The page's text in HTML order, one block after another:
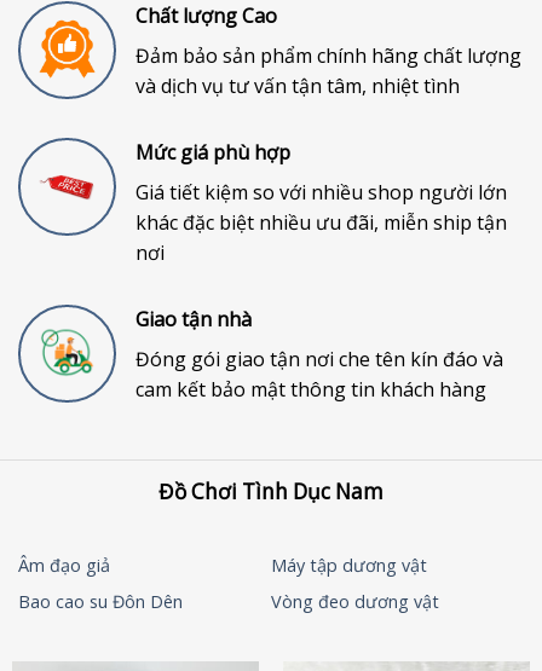
Chất lượng Cao
Đảm bảo sản phẩm chính hãng chất lượng
và dịch vụ tư vấn tận tâm, nhiệt tình
Mức giá phù hợp
Giá tiết kiệm so với nhiều shop người lớn
khác đặc biệt nhiều ưu đãi, miễn ship tận
nơi
Giao tận nhà
Đóng gói giao tận nơi che tên kín đáo và
cam kết bảo mật thông tin khách hàng
Đồ Chơi Tình Dục Nam
Âm đạo giả
Máy tập dương vật
Bao cao su Đôn Dên
Vòng đeo dương vật